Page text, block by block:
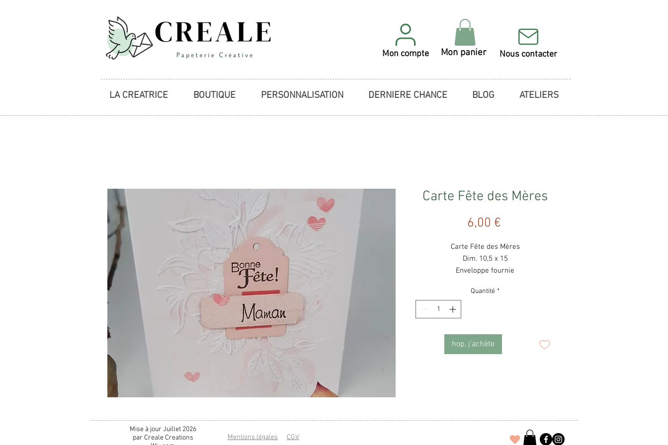
Mon compte Nous contacter
Mon panier
LA CREATRICE BOUTIQUE PERSONNALISATION DERNIERE CHANCE BLOG ATELIERS
Carte Fête des Mères
6,00 €Prix
Carte Fête des Mères
Dim. 10,5 x 15
Enveloppe fournie
Quantité *
hop, j'achète
Mise à jour Juillet 2026
par Creale Creations
Mentions légales CGV